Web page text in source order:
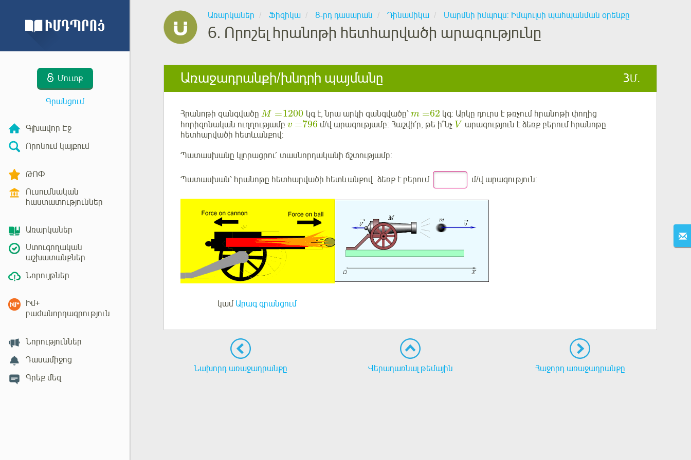
Մուտք
Գրանցում
Գլխավոր Էջ
Որոնում կայքում
ԹՈՓ
Ուսումնական
հաստատություններ
Առարկաներ
Ստուգողական
աշխատանքներ
Նորույթներ
Իմ+
բաժանորդագրություն
Նորություններ
Դասամիջոց
Գրեք մեզ
Առարկաներ Ֆիզիկա 8-րդ դասարան Դինամիկա Մարմնի իմպուլս: Իմպուլսի պահպանման օրենքը
6. Որոշել հրանոթի հետհարվածի արագությունը
Առաջադրանքի/խնդրի պայմանը 3Մ.
Հրանոթի զանգվածը M =1200կգ է, նրա արկի զանգվածը՝ m =62 կգ: Արկը դուրս է թռչում հրանոթի փողից
հորիզոնական ուղղությամբ v =796 մ/վ արագությամբ:Հաշվի՛ր, թե ի՞նչ V արագություն է ձեռք բերում հրանոթը
հետհարվածի հետևանքով:
Պատասխանը կլորացրու՛ տասնորդականի ճշտությամբ:
Պատասխան՝ հրանոթը հետհարվածի հետևանքով ձեռք է բերում մ/վ արագություն:
կամ Արագ գրանցում
Նախորդ առաջադրանքը Վերադառնալ թեմային Հաջորդ առաջադրանքը